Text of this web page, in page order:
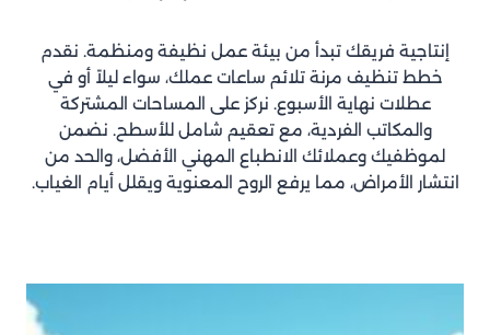
إنتاجية فريقك تبدأ من بيئة عمل نظيفة ومنظمة. نقدم
خطط تنظيف مرنة تلائم ساعات عملك، سواء ليلاً أو في
عطلات نهاية الأسبوع. نركز على المساحات المشتركة
والمكاتب الفردية، مع تعقيم شامل للأسطح. نضمن
لموظفيك وعملائك الانطباع المهني الأفضل، والحد من
انتشار الأمراض، مما يرفع الروح المعنوية ويقلل أيام الغياب.